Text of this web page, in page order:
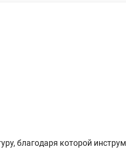
благодаря которой